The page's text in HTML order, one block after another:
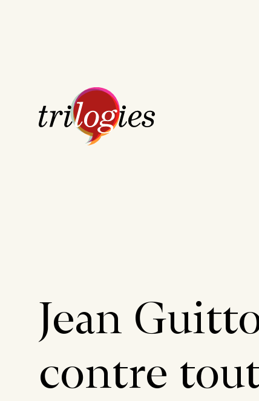
Jean
contre